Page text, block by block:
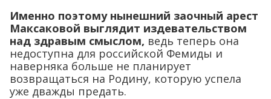
Именно поэтому нынешний заочный арест
Максаковой выглядит издевательством
над здравым смыслом, ведь теперь она
недоступна для российской Фемиды и
наверняка больше не планирует
возвращаться на Родину, которую успела
уже дважды предать.